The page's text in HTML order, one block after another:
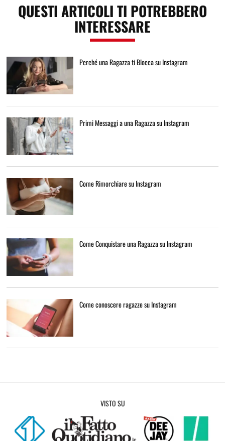
QUESTI ARTICOLI TI POTREBBERO
INTERESSARE
Perché una Ragazza ti Blocca su Instagram
Primi Messaggi a una Ragazza su Instagram
Come Rimorchiare su Instagram
Come Conquistare una Ragazza su Instagram
Come conoscere ragazze su Instagram
VISTO SU